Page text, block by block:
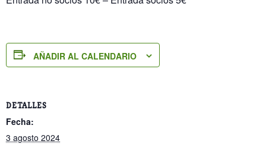
AÑADIR AL CALENDARIO
DETALLES
Fecha:
3 agosto 2024